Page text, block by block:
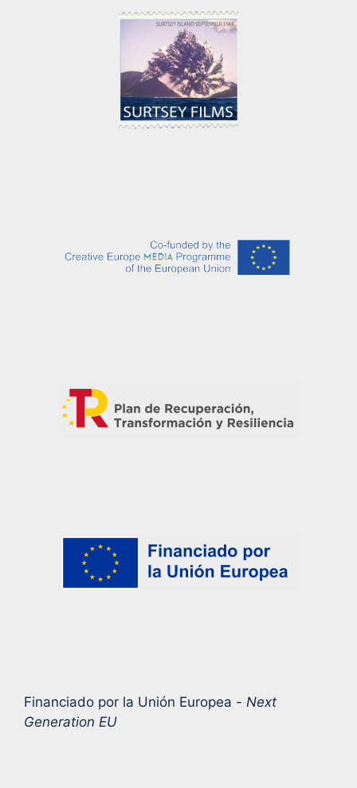
Financiado por la Unión Europea - Next
Generation EU